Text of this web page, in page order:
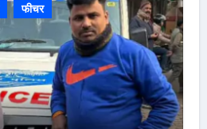
फीचर